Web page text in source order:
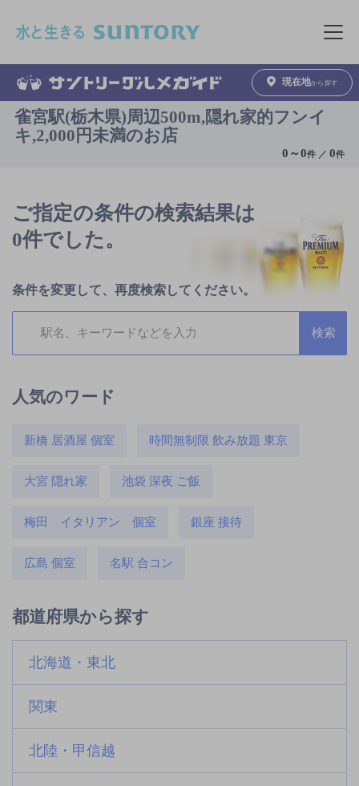
メニュ
現在地から探す
雀宮駅(栃木県)周辺500m,隠れ家的フンイ
キ,2,000円未満のお店
0 ～0件 ／0件
ご指定の条件の検索結果は
0件でした。
条件を変更して、再度検索してください。
人気のワード
新橋 居酒屋 個室 時間無制限 飲み放題 東京
大宮 隠れ家 池袋 深夜 ご飯
梅田 イタリアン 個室 銀座 接待
広島 個室 名駅 合コン
都道府県から探す
北海道・東北
関東
北陸・甲信越